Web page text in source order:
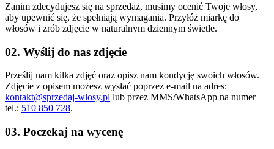
Zanim zdecydujesz się na sprzedaż, musimy ocenić Twoje włosy,
aby upewnić się, że spełniają wymagania. Przyłóż miarkę do
włosów i zrób zdjęcie w naturalnym dziennym świetle.
02. Wyślij do nas zdjęcie
Prześlij nam kilka zdjęć oraz opisz nam kondycję swoich włosów.
Zdjęcie z opisem możesz wysłać poprzez e-mail na adres:
kontakt@sprzedaj-wlosy.pl lub przez MMS/WhatsApp na numer
tel.: 510 850 728.
03. Poczekaj na wycenę